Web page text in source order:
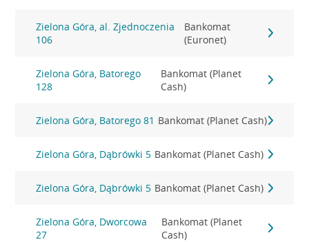
Zielona Góra, al. Zjednoczenia
106
Bankomat
(Euronet)
Zielona Góra, Batorego
128
Bankomat (Planet
Cash)
Zielona Góra, Batorego 81 Bankomat (Planet Cash)
Zielona Góra, Dąbrówki 5 Bankomat (Planet Cash)
Zielona Góra, Dąbrówki 5 Bankomat (Planet Cash)
Zielona Góra, Dworcowa
27
Bankomat (Planet
Cash)